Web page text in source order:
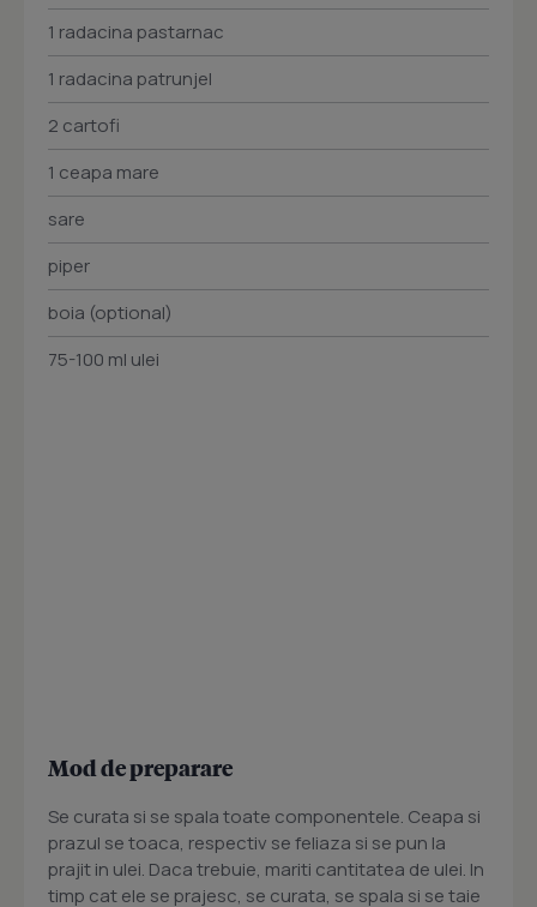
1 radacina pastarnac
1 radacina patrunjel
2 cartofi
1 ceapa mare
sare
piper
boia (optional)
75-100 ml ulei
Mod de preparare
Se curata si se spala toate componentele. Ceapa si
prazul se toaca, respectiv se feliaza si se pun la
prajit in ulei. Daca trebuie, mariti cantitatea de ulei. In
timp cat ele se prajesc, se curata, se spala si se taie